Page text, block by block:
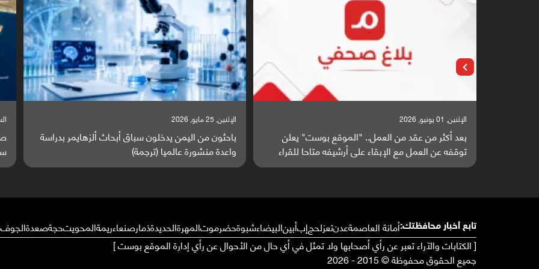
الإثنين, 25 مايو, 2026
باحثون من اليمن يدخلون سباق أبحاث ألزهايمر بدراسة
واعدة منشورة عالميا (ترجمة)
السبت, 23 مايو, 2026
صراع دولي يتصاعد قرب اليمن والبحر الأحمر يتحول إلى
ساحة مواجهة عالمية (ترجمة)
تابع أخبار محافظتك:أمانة العاصمةعدنتعزلحجإبأبينالبيضاءشبوةحضرموتالمهرةالحديدةذمارصنعاءريمةالمحويتحجةصعدةالجوف
[ الكتابات والآراء تعبر عن رأي أصحابها ولا تمثل في أي حال من الأحوال عن رأي إدارة الموقع بوست ]
جميع الحقوق محفوظة © 2015 - 2026